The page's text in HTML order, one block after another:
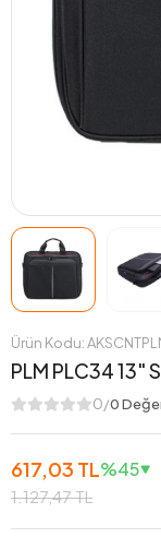
Ürün Kodu:
PLM PLC34 13"
0/0
617,03 TL
1.127,47 TL
%45